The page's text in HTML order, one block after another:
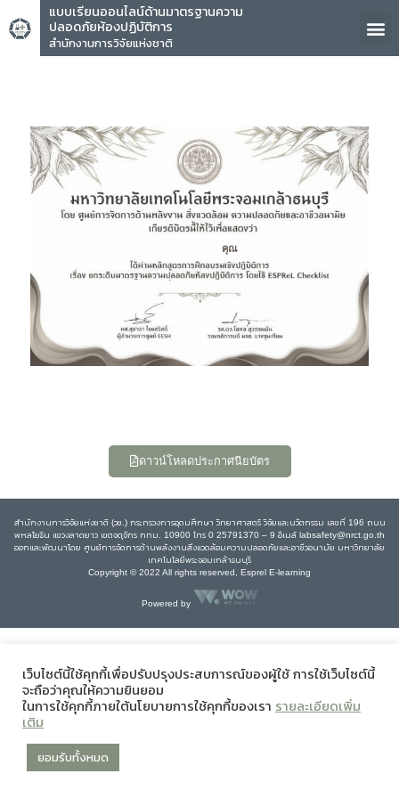
แบบเรียนออนไลน์ด้านมาตรฐานความ
ปลอดภัยห้องปฏิบัติการ
สำนักงานการวิจัยแห่งชาติ
คุณ
ดาวน์โหลดประกาศนียบัตร
สำนักงานการวิจัยแห่งชาติ (วช.) กระทรวงการอุดมศึกษา วิทยาศาสตร์ วิจัยและนวัตกรรม เลขที่ 196 ถนน
พหลโยธิน แขวงลาดยาว เขตจตุจักร กทม. 10900 โทร 0 25791370 – 9 อีเมล์ labsafety@nrct.go.th
ออกและพัฒนาโดย ศูนย์การจัดการด้านพลังงานสิ่งแวดล้อมความปลอดภัยและอาชีวอนามัย มหาวิทยาลัย
เทคโนโลยีพระจอมเกล้าธนบุรี
Copyright © 2022 All rights reserved, Esprel E-learning
Powered by
เว็บไซต์นี้ใช้คุกกี้เพื่อปรับปรุงประสบการณ์ของผู้ใช้ การใช้เว็บไซต์นี้
จะถือว่าคุณให้ความยินยอม
ในการใช้คุกกี้ภายใต้นโยบายการใช้คุกกี้ของเรา รายละเอียดเพิ่ม
เติม
ยอมรับทั้งหมด